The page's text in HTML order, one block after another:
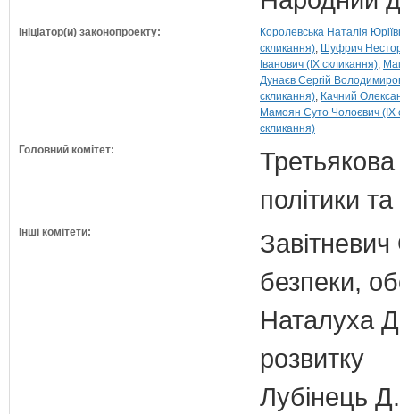
Ініціатор(и) законопроекту:
Королевська Наталія
скликання) Шуфрич Нестор
Іванович (IX скликання)
Дунаєв Сергій
скликання) Качний
Мамоян Суто Чолоєвич (IX
скликання)
Головний комітет:
політики
Інші комітети:
безпеки,
Наталуха
розвитку
Лубінець